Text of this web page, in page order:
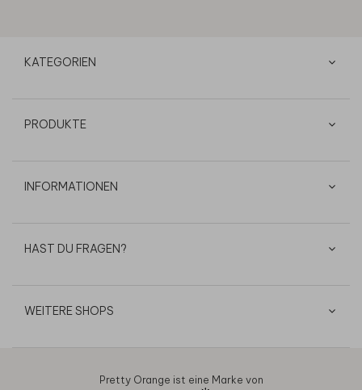
KATEGORIEN
PRODUKTE
INFORMATIONEN
HAST DU FRAGEN?
WEITERE SHOPS
Pretty Orange ist eine Marke von